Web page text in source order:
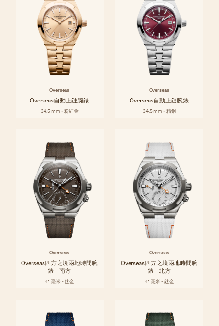
Overseas
Overseas自動上鏈腕錶
34.5 mm - 粉紅金
Overseas
Overseas自動上鏈腕錶
34.5 mm - 精鋼
Overseas
Overseas四方之境兩地時間腕
錶 - 南方
41 毫米 - 鈦金
Overseas
Overseas四方之境兩地時間腕
錶 - 北方
41 毫米 - 鈦金